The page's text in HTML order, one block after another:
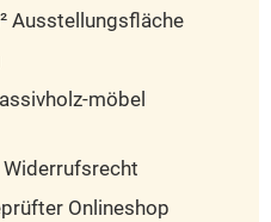
Ausstellungsfläche
möbel
Onlineshop